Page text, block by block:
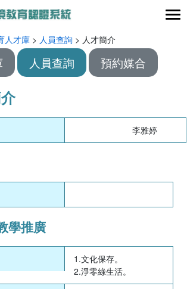
人才庫 > 人員查詢 > 人才簡介
人員查詢 預約媒合
李雅婷
學推廣
1.文化保存。
2.淨零綠生活。